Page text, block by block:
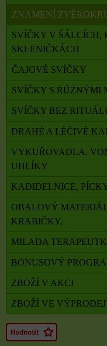
ZNAMENÍ
SVÍČKY V ŠÁLCÍCH,
SKLENIČKÁCH
ČAJOVÉ SVÍČKY
SVÍČKY S RŮZNÝMI
SVÍČKY BEZ
DRAHÉ A LÉČIVÉ
VYKUŘOVADLA,
UHLÍKY
KADIDELNICE,
OBALOVÝ
KRABIČKY,
MILADA
BONUSOVÝ
ZBOŽÍ V AKCI
ZBOŽÍ VE